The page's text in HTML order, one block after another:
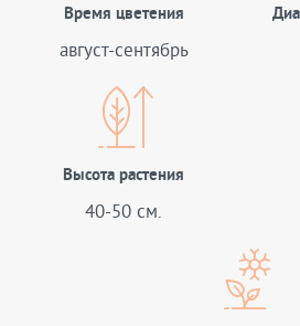
Время цветения
август-сентябрь
Высота растения
40-50 см.